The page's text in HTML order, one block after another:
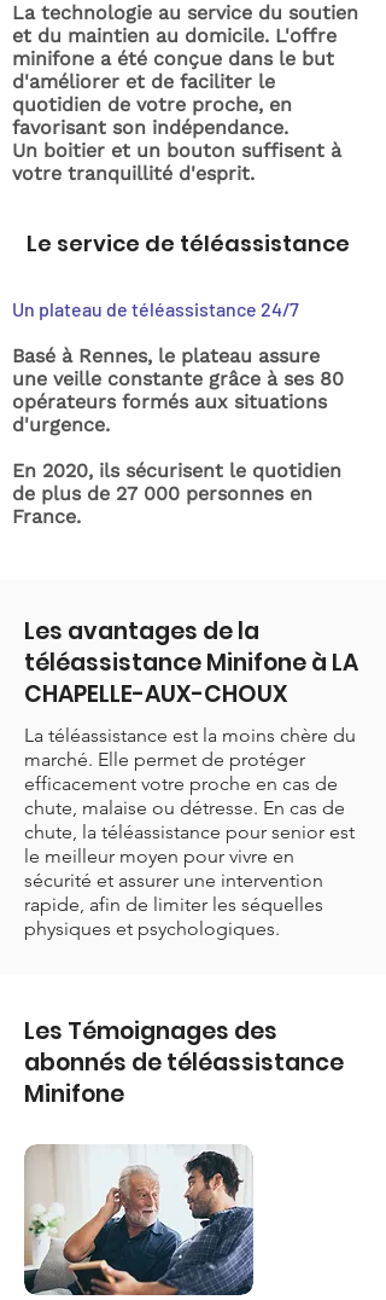
La technologie au service du soutien
et du maintien au domicile. L'offre
minifone a été conçue dans le but
d'améliorer et de faciliter le
quotidien de votre proche, en
favorisant son indépendance.
Un boitier et un bouton suffisent à
votre tranquillité d'esprit.
Le service de téléassistance
Un plateau de téléassistance 24/7
Basé à Rennes, le plateau assure
une veille constante grâce à ses 80
opérateurs formés aux situations
d'urgence.
En 2020, ils sécurisent le quotidien
de plus de 27 000 personnes en
France.
Les avantages de la
téléassistance Minifone à LA
CHAPELLE-AUX-CHOUX
La téléassistance est la moins chère du
marché. Elle permet de protéger
efficacement votre proche en cas de
chute, malaise ou détresse. En cas de
chute, la téléassistance pour senior est
le meilleur moyen pour vivre en
sécurité et assurer une intervention
rapide, afin de limiter les séquelles
physiques et psychologiques.
Les Témoignages des
abonnés de téléassistance
Minifone